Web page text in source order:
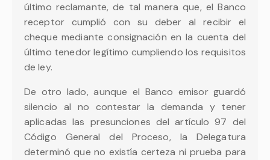
último reclamante, de tal manera que, el Banco
receptor cumplió con su deber al recibir el
cheque mediante consignación en la cuenta del
último tenedor legítimo cumpliendo los requisitos
de ley.
De otro lado, aunque el Banco emisor guardó
silencio al no contestar la demanda y tener
aplicadas las presunciones del artículo 97 del
Código General del Proceso, la Delegatura
determinó que no existía certeza ni prueba para